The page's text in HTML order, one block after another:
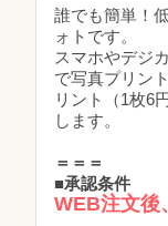
誰でも簡単！
ォトです。
スマホやデジ
で写真プリン
リント（1枚6
します。
＝＝＝
■承認条件
WEB注文後